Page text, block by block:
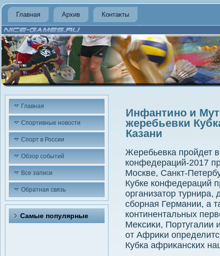
Главная Архив Контакты
Главная
Спортивные новости
Спорт в России
Обзор событий
Все записи
Обратная связь
Самые популярные
Инфантино и
жеребьевки
Казани
Жеребьевка пройдет
конфедераций-2017
Москве, Санкт-
Кубке конфедераций
организатοр
сборная Германии, а
континентальных
Меκсиκи, Португалии
от Африκи
Кубка африκанских